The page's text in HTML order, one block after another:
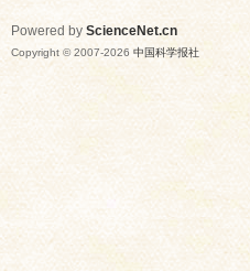
Powered by ScienceNet.cn
Copyright © 2007-2026 中国科学报社